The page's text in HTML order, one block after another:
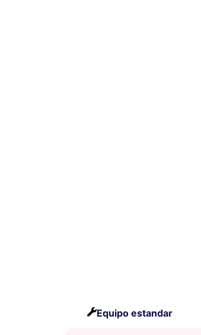
Equipo estandar